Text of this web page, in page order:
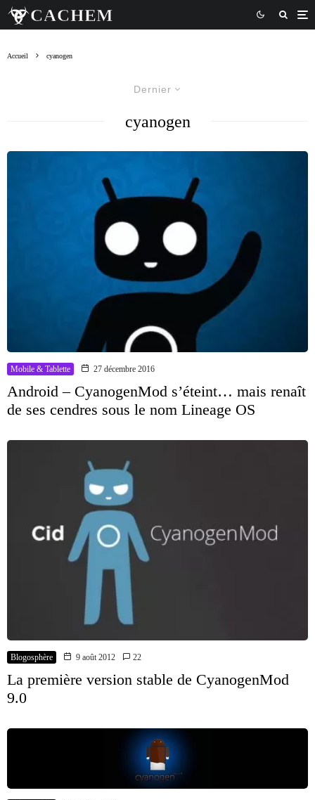
Accueil cyanogen
Dernier
cyanogen
Mobile & Tablette 27 décembre 2016
Android – CyanogenMod s’éteint… mais renaît
de ses cendres sous le nom Lineage OS
Blogosphère 9 août 2012 22
La première version stable de CyanogenMod
9.0